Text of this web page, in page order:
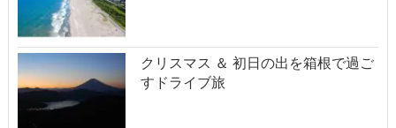
クリスマス ＆ 初日の出を箱根で過ご
すドライブ旅